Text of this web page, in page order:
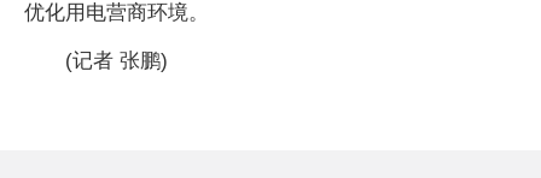
优化用电营商环境。
(记者 张鹏)